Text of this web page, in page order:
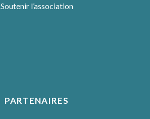
Soutenir l’association
PARTENAIRES